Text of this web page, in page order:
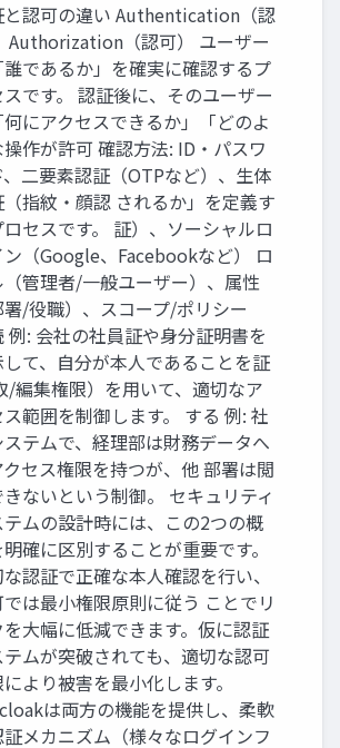
と認可の違い Authentication（認
Authorization（認可） ユーザー
であるか」を確実に確認するプ
スです。 認証後に、そのユーザー
にアクセスできるか」「どのよ
操作が許可 確認方法: ID・パスワ
、二要素認証（OTPなど）、生体
指紋・顔認 されるか」を定義す
ロセスです。 証）、ソーシャルロ
ン（Google、Facebookなど） ロ
（管理者/一般ユーザー）、属性
署/役職）、スコープ/ポリシー
例: 会社の社員証や身分証明書を
して、自分が本人であることを証
/編集権限）を用いて、適切なア
ス範囲を制御します。 する 例: 社
ステムで、経理部は財務データへ
クセス権限を持つが、他 部署は閲
ないという制御。 セキュリティ
テムの設計時には、この2つの概
確に区別することが重要です。
認証で正確な本人確認を行い、
は最小権限原則に従う ことでリ
を大幅に低減できます。仮に認証
テムが突破されても、適切な認可
より被害を最小化します。
は両方の機能を提供し、柔軟
証メカニズム（様々なログインフ